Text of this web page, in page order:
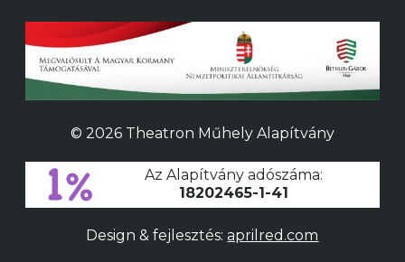
© 2026 Theatron Műhely Alapítvány
Az Alapítvány adószáma:
18202465-1-41
Design & fejlesztés:aprilred.com